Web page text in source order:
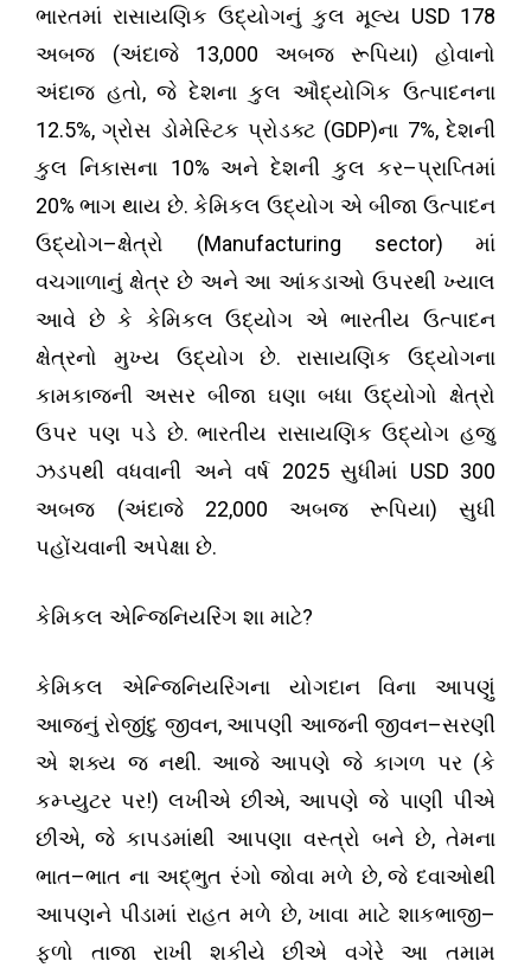
ભારતમાં રાસાયણિક ઉદ્યોગનું કુલ મૂલ્ય USD 178
અબજ (અંદાજે 13,000 અબજ રૂપિયા)હોવાનો
અંદાજ હતો, જે દેશના કુલ ઔદ્યોગિક ઉત્પાદનના
12.5%,ગ્રોસ ડોમેસ્ટિક પ્રોડક્ટ (GDP)ના 7%,દેશની
કુલ નિકાસના 10%અને દેશની કુલ કર–પ્રાપ્તિમાં
20% ભાગ થાય છે. કેમિકલ ઉદ્યોગ એ બીજા ઉત્પાદન
ઉદ્યોગ–ક્ષેત્રો (Manufacturing sector)માં
વચગાળાનું ક્ષેત્ર છે અને આ આંકડાઓ ઉપરથી ખ્યાલ
આવે છે કે કેમિકલ ઉદ્યોગ એ ભારતીય ઉત્પાદન
ક્ષેત્રનો મુખ્ય ઉદ્યોગ છે.રાસાયણિક ઉદ્યોગના
કામકાજની અસર બીજા ઘણા બધા ઉદ્યોગો ક્ષેત્રો
ઉપર પણ પડે છે.ભારતીય રાસાયણિક ઉદ્યોગ હજુ
ઝડપથી વધવાની અને વર્ષ 2025સુધીમાં USD 300
અબજ (અંદાજે 22,000 અબજ રૂપિયા)સુધી
પહોંચવાની અપેક્ષા છે.
કેમિકલ એન્જિનિયરિંગ શા માટે?
કેમિકલ એન્જિનિયરિંગના યોગદાન વિના આપણું
આજનું રોજીંદુ જીવન,આપણી આજની જીવન–સરણી
એ શક્ય જ નથી. આજે આપણે જે કાગળ પર (કે
કમ્પ્યુટર પર!) લખીએ છીએ, આપણે જે પાણી પીએ
છીએ, જે કાપડમાંથી આપણા વસ્ત્રો બને છે,તેમના
ભાત–ભાત ના અદ્ભુત રંગો જોવા મળે છે,જે દવાઓથી
આપણને પીડામાં રાહત મળે છે,ખાવા માટે શાકભાજી–
ફળો તાજા રાખી શકીયે છીએ વગેરે આ તમામ